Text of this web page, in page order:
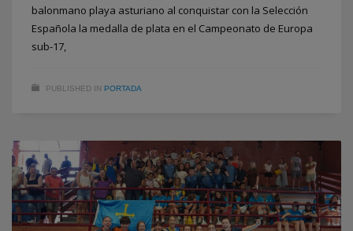
balonmano playa asturiano al conquistar con la Selección
Española la medalla de plata en el Campeonato de Europa
sub-17,
PUBLISHED IN PORTADA